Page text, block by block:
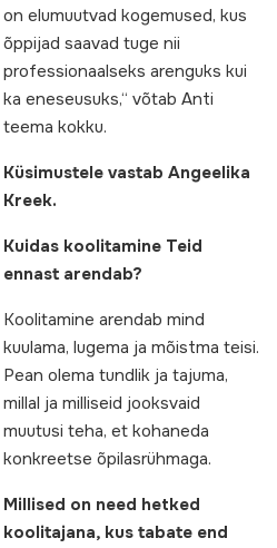
on elumuutvad kogemused, kus
õppijad saavad tuge nii
professionaalseks arenguks kui
ka eneseusuks,“ võtab Anti
teema kokku.
Küsimustele vastab Angeelika
Kreek.
Kuidas koolitamine Teid
ennast arendab?
Koolitamine arendab mind
kuulama, lugema ja mõistma teisi.
Pean olema tundlik ja tajuma,
millal ja milliseid jooksvaid
muutusi teha, et kohaneda
konkreetse õpilasrühmaga.
Millised on need hetked
koolitajana, kus tabate end